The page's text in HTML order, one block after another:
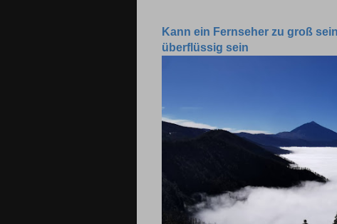
Kann ein Fernseher zu groß
überflüssig sein